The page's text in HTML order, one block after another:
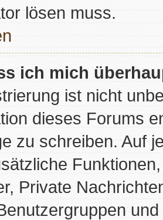
lösen muss.
ich mich
ist nicht
dieses Forums
zu schreiben. Auf
Private